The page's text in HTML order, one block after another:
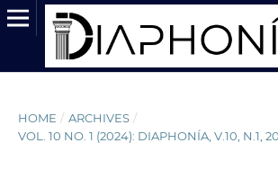
HOME / ARCHIVES /
VOL. 10 NO. 1 (2024): DIAPHONÍA, V.10, N.1,